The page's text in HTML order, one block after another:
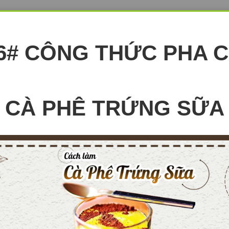
CÔNG THỨC PHA
CÀ PHÊ TRỨNG SỮA